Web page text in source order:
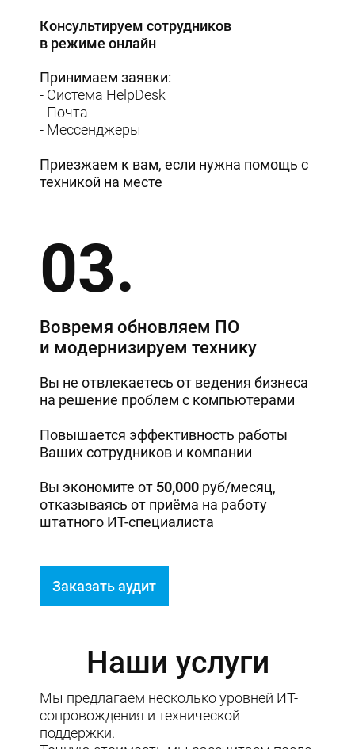
Консультируем сотрудников
в режиме онлайн
Принимаем заявки:
- Система HelpDesk
- Почта
- Мессенджеры
Приезжаем к вам, если нужна помощь с
техникой на месте
03.
Вовремя обновляем ПО
и модернизируем технику
Вы не отвлекаетесь от ведения бизнеса
на решение проблем с компьютерами
Повышается эффективность работы
Ваших сотрудников и компании
Вы экономите от 50,000 руб/месяц,
отказываясь от приёма на работу
штатного ИТ-специалиста
Заказать аудит
Наши услуги
Мы предлагаем несколько уровней ИТ-
сопровождения и технической
поддержки.